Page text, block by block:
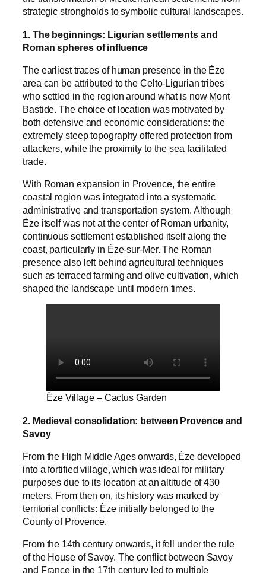
strategic strongholds to symbolic cultural landscapes.
1. The beginnings: Ligurian settlements and
Roman spheres of influence
The earliest traces of human presence in the Èze
area can be attributed to the Celto-Ligurian tribes
who settled in the region around what is now Mont
Bastide. The choice of location was motivated by
both defensive and economic considerations: the
extremely steep topography offered protection from
attackers, while the proximity to the sea facilitated
trade.
With Roman expansion in Provence, the entire
coastal region was integrated into a systematic
administrative and transportation system. Although
Èze itself was not at the center of Roman urbanity,
continuous settlement established itself along the
coast, particularly in Èze-sur-Mer. The Roman
presence also left behind agricultural techniques
such as terraced farming and olive cultivation, which
shaped the landscape until modern times.
Èze Village – Cactus Garden
2. Medieval consolidation: between Provence and
Savoy
From the High Middle Ages onwards, Èze developed
into a fortified village, which was ideal for military
purposes due to its location at an altitude of 430
meters. From then on, its history was marked by
territorial conflicts: Èze initially belonged to the
County of Provence.
From the 14th century onwards, it fell under the rule
of the House of Savoy. The conflict between Savoy
and France in the 17th century led to multiple